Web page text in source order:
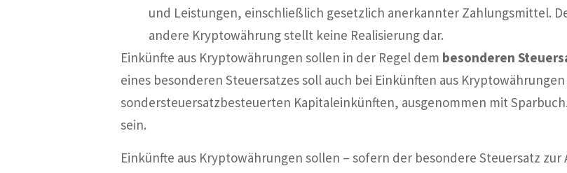
und Leistungen, einschließlich gesetzlich anerkannter Zahlungsmittel.
andere Kryptowährung stellt keine Realisierung dar.
Einkünfte aus Kryptowährungen sollen in der Regel dem besonderen
eines besonderen Steuersatzes soll auch bei Einkünften aus
sondersteuersatzbesteuerten Kapitaleinkünften, ausgenommen mit
sein.
Einkünfte aus Kryptowährungen sollen – sofern der besondere Steuersatz